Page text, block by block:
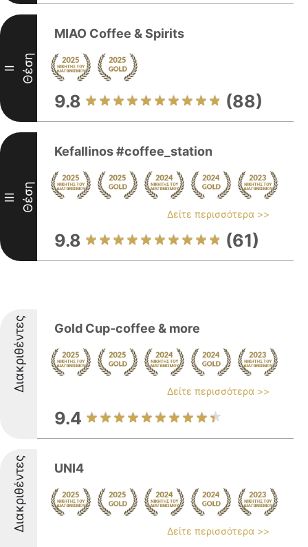
II Θέση
MIAO Coffee & Spirits
9.8 (88)
III Θέση
Kefallinos #coffee_station
Δείτε περισσότερα >>
9.8 (61)
Διακριθέντες Gold Cup-coffee & more
Δείτε περισσότερα >>
9.4
Διακριθέντες UNI4
Δείτε περισσότερα >>